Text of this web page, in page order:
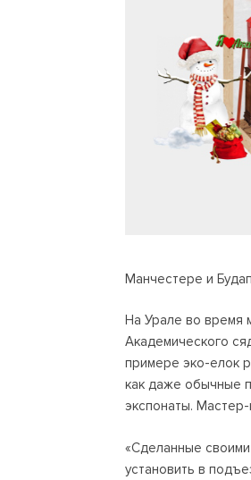
Манчестере и
На Урале во время
Академического
примере эко-елок
как даже обычные
экспонаты.
«Сделанные
установить в